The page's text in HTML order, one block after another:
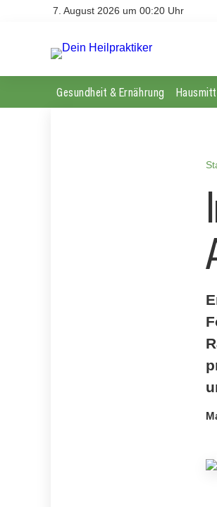
7. August 2026 um 00:20 Uhr
Gesundheit & Ernährung